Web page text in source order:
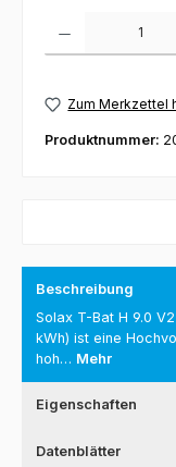
Zum Merkzettel
Produktnummer:
Beschreibung
Solax T-Bat H 9.0
kWh) ist eine
hoh… Mehr
Eigenschaften
Datenblätter